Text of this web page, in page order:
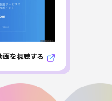
を視聴する